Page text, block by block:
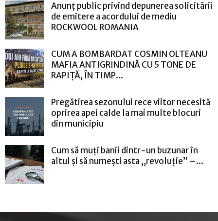
Anunț public privind depunerea solicitării
de emitere a acordului de mediu
ROCKWOOL ROMANIA
CUM A BOMBARDAT COSMIN OLTEANU
MAFIA ANTIGRINDINĂ CU 5 TONE DE
RAPIȚĂ, ÎN TIMP...
Pregătirea sezonului rece viitor necesită
oprirea apei calde la mai multe blocuri
din municipiu
Cum să muți banii dintr-un buzunar în
altul și să numești asta „revoluție” –...